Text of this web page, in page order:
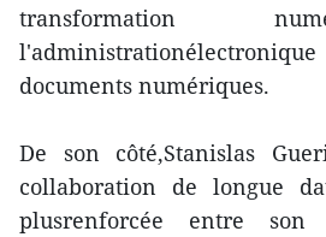
transformation
documents numériques.
De son côté,Stanislas
collaboration de longue
plusrenforcée entre